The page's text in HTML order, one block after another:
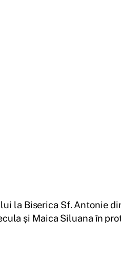
la Biserica Sf. Antonie
și Maica Siluana în